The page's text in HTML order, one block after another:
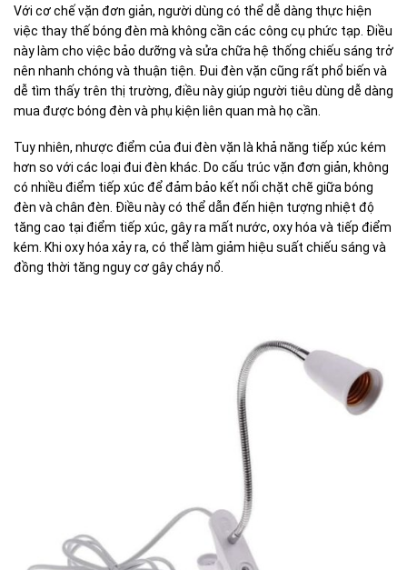
Với cơ chế vặn đơn giản, người dùng có thể dễ dàng thực hiện
việc thay thế bóng đèn mà không cần các công cụ phức tạp. Điều
này làm cho việc bảo dưỡng và sửa chữa hệ thống chiếu sáng trở
nên nhanh chóng và thuận tiện. Đui đèn vặn cũng rất phổ biến và
dễ tìm thấy trên thị trường, điều này giúp người tiêu dùng dễ dàng
mua được bóng đèn và phụ kiện liên quan mà họ cần.
Tuy nhiên, nhược điểm của đui đèn vặn là khả năng tiếp xúc kém
hơn so với các loại đui đèn khác. Do cấu trúc vặn đơn giản, không
có nhiều điểm tiếp xúc để đảm bảo kết nối chặt chẽ giữa bóng
đèn và chân đèn. Điều này có thể dẫn đến hiện tượng nhiệt độ
tăng cao tại điểm tiếp xúc, gây ra mất nước, oxy hóa và tiếp điểm
kém. Khi oxy hóa xảy ra, có thể làm giảm hiệu suất chiếu sáng và
đồng thời tăng nguy cơ gây cháy nổ.